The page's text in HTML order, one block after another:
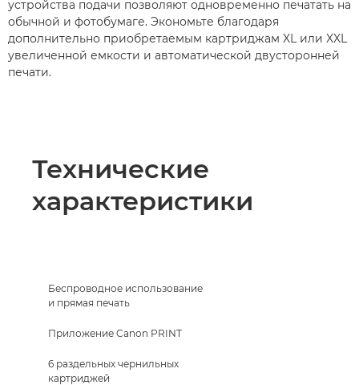
устройства подачи позволяют одновременно печатать на
обычной и фотобумаге. Экономьте благодаря
дополнительно приобретаемым картриджам XL или XXL
увеличенной емкости и автоматической двусторонней
печати.
Технические
характеристики
Беспроводное использование
и прямая печать
Приложение Canon PRINT
6 раздельных чернильных
картриджей